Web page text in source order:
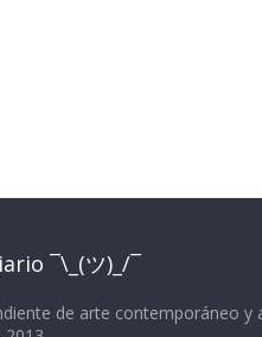
¯\_(ツ)_/¯
de arte contemporáneo y